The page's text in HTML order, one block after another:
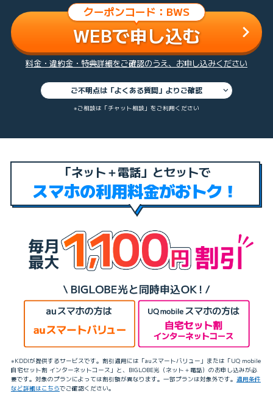
クーポンコード：BWS
WEBで申し込む
料金・違約金・特典詳細をご確認のうえ、お申し込みください
ご不明点は「よくある質問」よりご確認
※ご相談は「チャット相談」をご利用ください
「ネット＋電話」とセットで
スマホの利用料金がおトク！
※KDDIが提供するサービスです。割引適用には「auスマートバリュー」または「UQ mobile
自宅セット割 インターネットコース」と、BIGLOBE光（ネット＋電話）のお申し込みが必
要です。対象のプランによっては割引額が異なります。一部プランは対象外です。 適用条件
など詳細はこちらでご確認ください。